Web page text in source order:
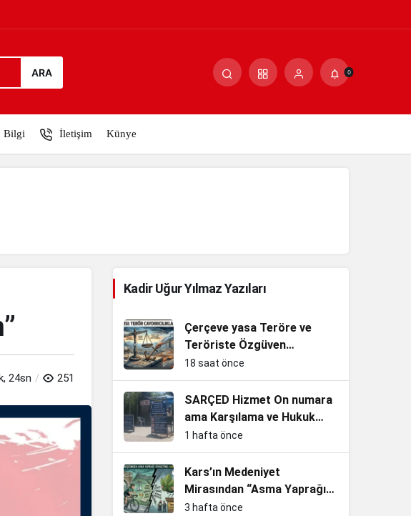
ARA 0
Bilgi İletişim Künye
24sn 251
Kadir Uğur Yılmaz Yazıları
Çerçeve yasa Teröre ve
Teröriste Özgüven
vermekten başka işe
YARAMAZ!
18 saat önce
SARÇED Hizmet On numara
ama Karşılama ve Hukuk
Sıfır!
1 hafta önce
Kars’ın Medeniyet
Mirasından “Asma Yaprağı”
Siyasetine: Yakıştı mı İnan
3 hafta önce